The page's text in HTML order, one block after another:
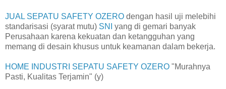
JUAL SEPATU SAFETY OZERO dengan hasil uji melebihi
standarisasi (syarat mutu) SNI
yang di gemari banyak
Perusahaan karena kekuatan dan ketangguhan yang
memang di desain khusus untuk keamanan dalam bekerja.
HOME INDUSTRI SEPATU SAFETY OZERO "Murahnya
Pasti, Kualitas Terjamin" (y)